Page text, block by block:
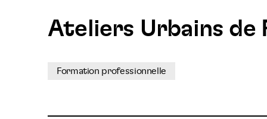
Ateliers Urbains de
Formation professionnelle